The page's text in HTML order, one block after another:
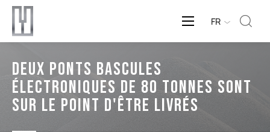
FR
Deux Ponts Bascules
Électroniques De 80 Tonnes Sont
Sur Le Point D'être Livrés